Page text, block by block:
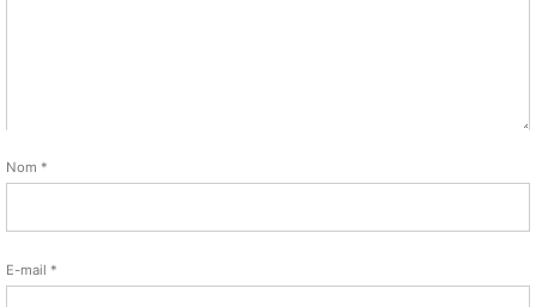
Nom *
E-mail *